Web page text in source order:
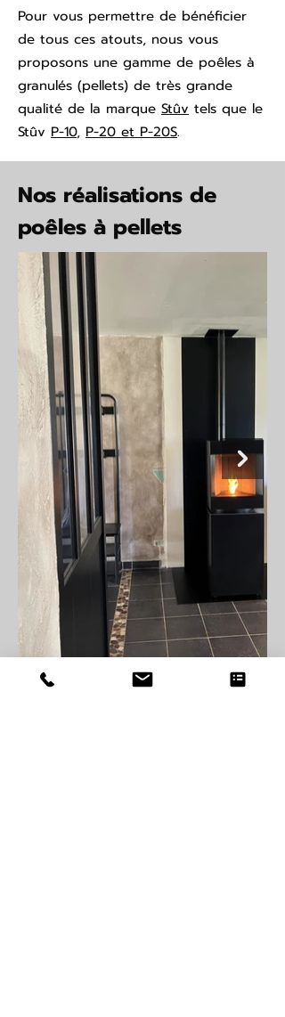
Pour vous permettre de bénéficier
de tous ces atouts, nous vous
proposons une gamme de poêles à
granulés (pellets) de très grande
qualité de la marque Stûv tels que le
Stûv P-10, P-20 et P-20S.
Nos réalisations de
poêles à pellets